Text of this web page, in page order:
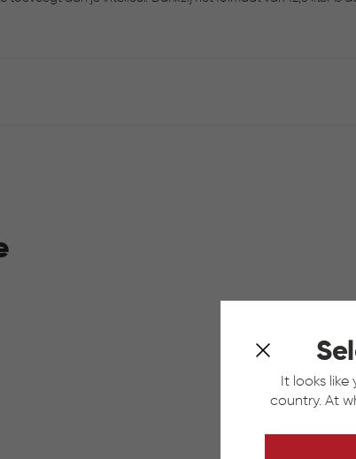
It looks
country. At
kantoorspullen of accessoires. De comfortabele
te combineren met andere Softex manden.